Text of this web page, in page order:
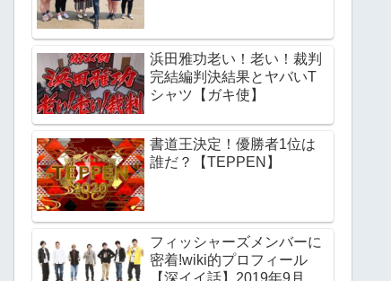
浜田雅功老い！老い！裁判
完結編判決結果とヤバいT
シャツ【ガキ使】
書道王決定！優勝者1位は
誰だ？【TEPPEN】
フィッシャーズメンバーに
密着!wiki的プロフィール
【深イイ話】2019年9月